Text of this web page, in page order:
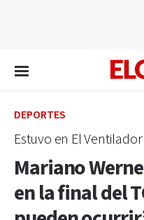
DEPORTES
Estuvo en El Ventilador
Mariano
en la final del